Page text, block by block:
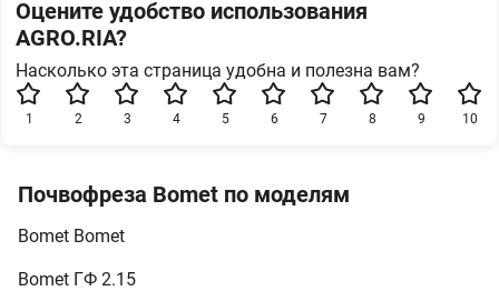
Оцените удобство использования
AGRO.RIA?
Насколько эта страница удобна и полезна вам?
10
9
8
7
6
5
4
3
2
1
Почвофреза Bomet по моделям
Bomet Bomet
Bomet ГФ 2.15